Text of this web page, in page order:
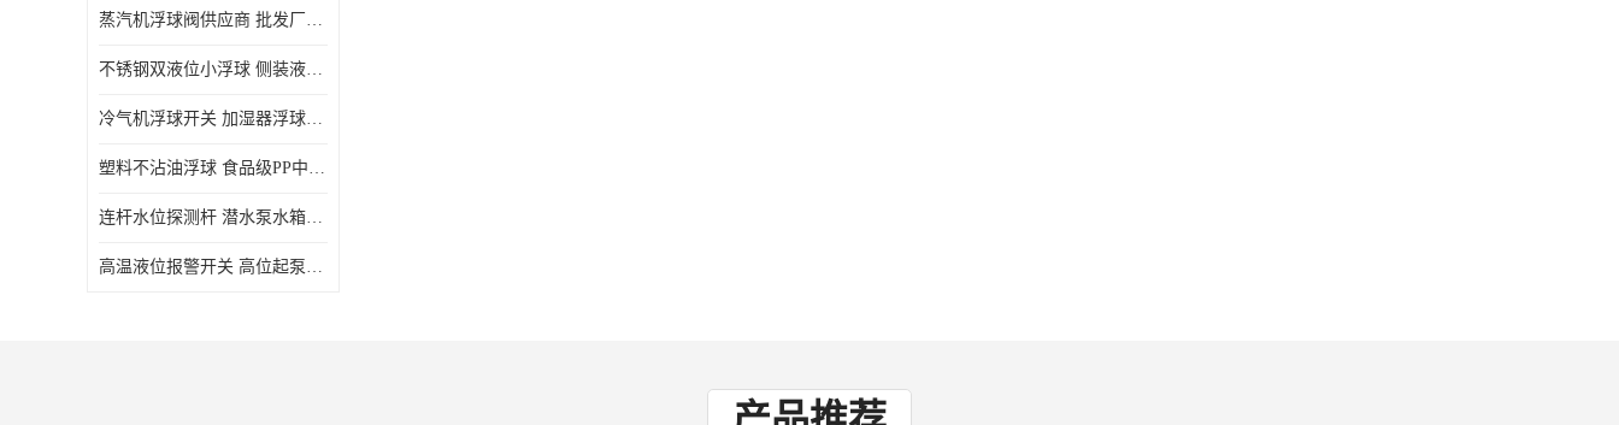
蒸汽机浮球阀供应商 批发厂家 支持定制
不锈钢双液位小浮球 侧装液位开关 金属304/316材质
冷气机浮球开关 加湿器浮球磁环 闪电发货
塑料不沾油浮球 食品级PP中空浮球302514
连杆水位探测杆 潜水泵水箱水位控制器 非标定制
高温液位报警开关 高位起泵低水位停泵 不锈钢浮球开关